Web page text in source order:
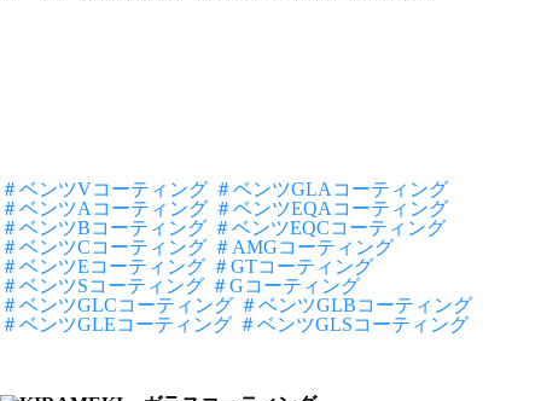
＃ベンツVコーティング ＃ベンツGLAコーティング
＃ベンツAコーティング ＃ベンツEQAコーティング
＃ベンツBコーティング ＃ベンツEQCコーティング
＃ベンツCコーティング ＃AMGコーティング
＃ベンツEコーティング ＃GTコーティング
＃ベンツSコーティング ＃Gコーティング
＃ベンツGLCコーティング ＃ベンツGLBコーティング
＃ベンツGLEコーティング ＃ベンツGLSコーティング